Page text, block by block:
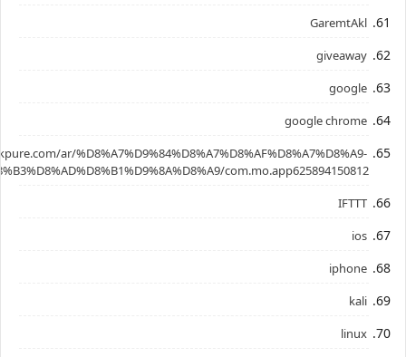
GaremtAkl
giveaway
google
google chrome
ar/%D8%A7%D9%84%D8%A7%D8%AF%D8%A7%D8%A9-
com.mo.app625894150812
IFTTT
ios
iphone
kali
linux